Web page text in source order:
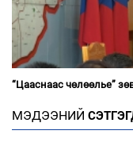
“Цааснаас чөлөөлье”
МЭДЭЭНИЙ